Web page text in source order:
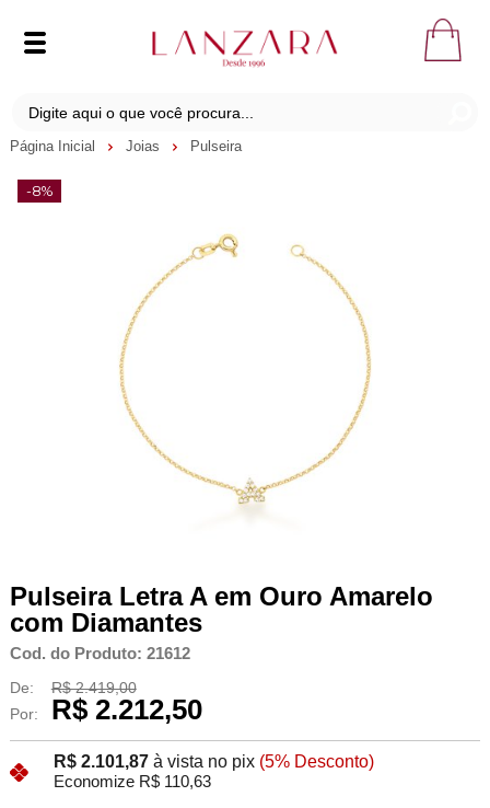
Página Inicial Joias Pulseira
-8%
Pulseira Letra A em Ouro Amarelo
com Diamantes
Cod. do Produto: 21612
De:
R$ 2.419,00
Por:
R$ 2.212,50
R$ 2.101,87 à vista no pix (5% Desconto)
Economize R$ 110,63